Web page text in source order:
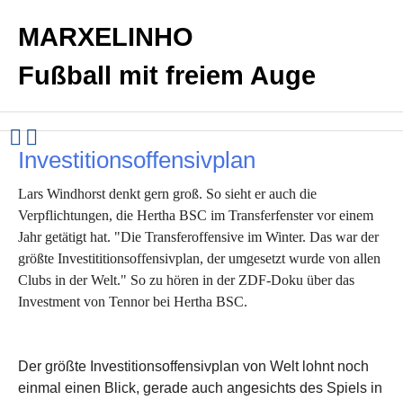
MARXELINHO
Fußball mit freiem Auge
Investitionsoffensivplan
Lars Windhorst denkt gern groß. So sieht er auch die
Verpflichtungen, die Hertha BSC im Transferfenster vor einem
Jahr getätigt hat. "Die Transferoffensive im Winter. Das war der
größte Investititionsoffensivplan, der umgesetzt wurde von allen
Clubs in der Welt." So zu hören in der ZDF-Doku über das
Investment von Tennor bei Hertha BSC.
Der größte Investitionsoffensivplan von Welt lohnt noch
einmal einen Blick, gerade auch angesichts des Spiels in